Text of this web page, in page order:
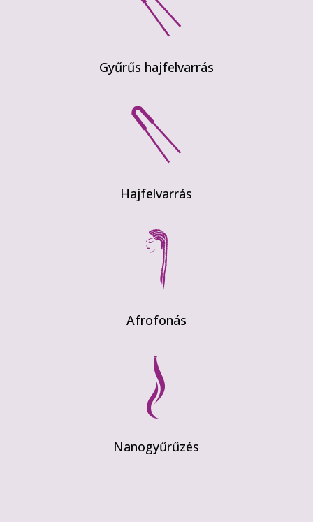
Gyűrűs hajfelvarrás
Hajfelvarrás
Afrofonás
Nanogyűrűzés